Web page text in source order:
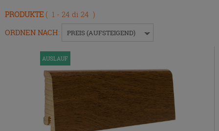
um
das
auszublenden.
PRODUKTE ( 1 - 24 di 24 )
ORDNEN NACH: PREIS (AUFSTEIGEND)
AUSLAUF